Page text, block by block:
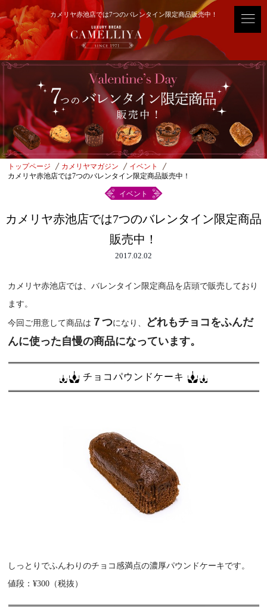
カメリヤ赤池店では7つのバレンタイン限定商品販売中！
トップページ カメリヤマガジン
イベント
カメリヤ赤池店では7つのバレンタイン限定商品販売中！
イベント
カメリヤ赤池店では7つのバレンタイン限定商品
販売中！
2017.02.02
カメリヤ赤池店では、バレンタイン限定商品を店頭で販売しており
ます。
今回ご用意して商品は ７つになり、
どれもチョコをふんだ
んに使った自慢の商品になっています。
チョコパウンドケーキ
しっとりでふんわりのチョコ感満点の濃厚パウンドケーキです。
値段：¥300（税抜）